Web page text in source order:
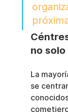
no
La
se